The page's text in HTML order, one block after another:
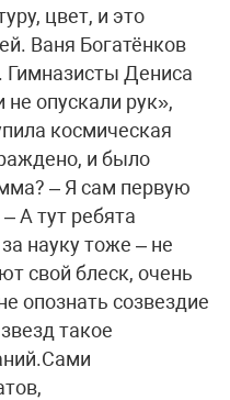
цвет, и это
Ваня Богатёнков
Дениса
опускали рук»,
космическая
и было
– Я сам первую
А тут ребята
науку тоже – не
свой блеск, очень
опознать созвездие
такое